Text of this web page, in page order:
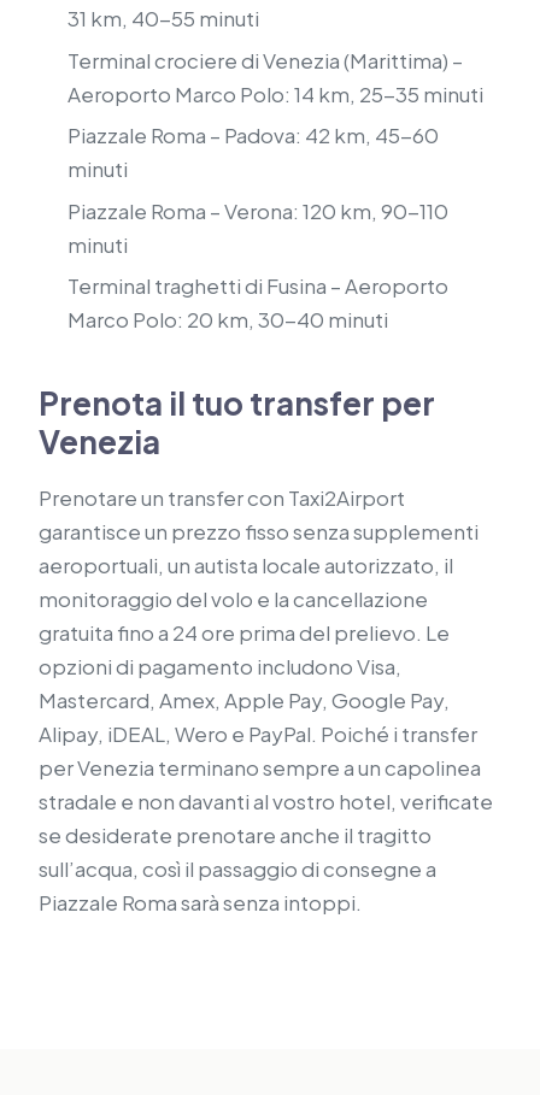
31 km, 40-55 minuti
Terminal crociere di Venezia (Marittima) –
Aeroporto Marco Polo: 14 km, 25-35 minuti
Piazzale Roma – Padova: 42 km, 45-60
minuti
Piazzale Roma – Verona: 120 km, 90-110
minuti
Terminal traghetti di Fusina – Aeroporto
Marco Polo: 20 km, 30-40 minuti
Prenota il tuo transfer per
Venezia
Prenotare un transfer con Taxi2Airport
garantisce un prezzo fisso senza supplementi
aeroportuali, un autista locale autorizzato, il
monitoraggio del volo e la cancellazione
gratuita fino a 24 ore prima del prelievo. Le
opzioni di pagamento includono Visa,
Mastercard, Amex, Apple Pay, Google Pay,
Alipay, iDEAL, Wero e PayPal. Poiché i transfer
per Venezia terminano sempre a un capolinea
stradale e non davanti al vostro hotel, verificate
se desiderate prenotare anche il tragitto
sull’acqua, così il passaggio di consegne a
Piazzale Roma sarà senza intoppi.